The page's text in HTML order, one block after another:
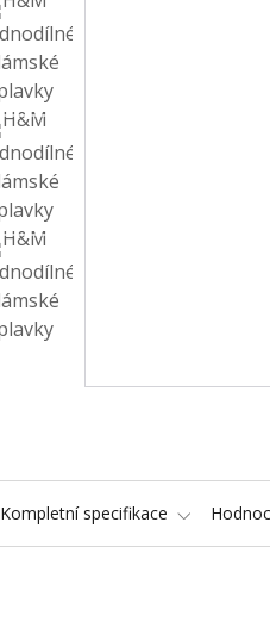
Kompletní specifikace